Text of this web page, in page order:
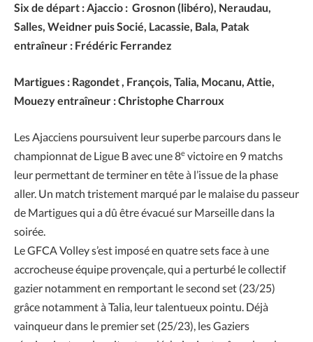
Six de départ : Ajaccio : Grosnon (libéro), Neraudau,
Salles, Weidner puis Socié, Lacassie, Bala, Patak
entraîneur : Frédéric Ferrandez
Martigues : Ragondet , François, Talia, Mocanu, Attie,
Mouezy entraîneur : Christophe Charroux
Les Ajacciens poursuivent leur superbe parcours dans le
championnat de Ligue B avec une 8e victoire en 9 matchs
leur permettant de terminer en tête à l’issue de la phase
aller. Un match tristement marqué par le malaise du passeur
de Martigues qui a dû être évacué sur Marseille dans la
soirée.
Le GFCA Volley s’est imposé en quatre sets face à une
accrocheuse équipe provençale, qui a perturbé le collectif
gazier notamment en remportant le second set (23/25)
grâce notamment à Talia, leur talentueux pointu. Déjà
vainqueur dans le premier set (25/23), les Gaziers